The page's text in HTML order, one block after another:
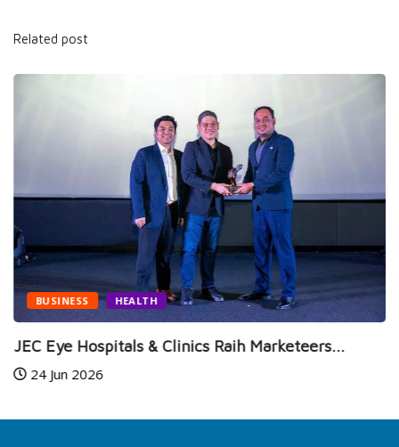
Related post
BUSINESS HEALTH
JEC Eye Hospitals & Clinics Raih Marketeers...
24 Jun 2026